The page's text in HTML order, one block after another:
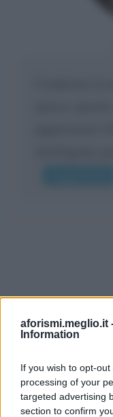
aforismi.meglio.it
Information
If you wish to opt-
processing of your
targeted advertising
section to confirm
Ricevi LE